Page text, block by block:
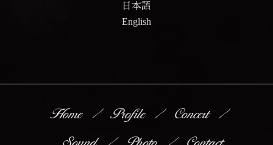
日本語
English
Home Profile
Concert